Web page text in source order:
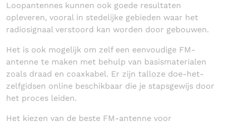
Loopantennes kunnen ook goede resultaten
opleveren, vooral in stedelijke gebieden waar het
radiosignaal verstoord kan worden door gebouwen.
Het is ook mogelijk om zelf een eenvoudige FM-
antenne te maken met behulp van basismaterialen
zoals draad en coaxkabel. Er zijn talloze doe-het-
zelfgidsen online beschikbaar die je stapsgewijs door
het proces leiden.
Het kiezen van de beste FM-antenne voor